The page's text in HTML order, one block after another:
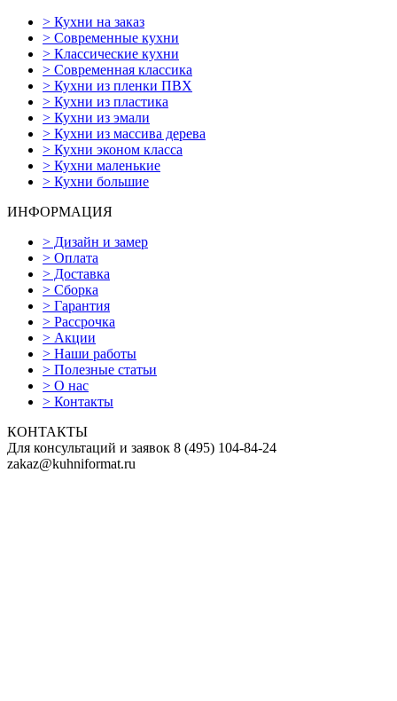
> Кухни на заказ
> Современные кухни
> Классические кухни
> Современная классика
> Кухни из пленки ПВХ
> Кухни из пластика
> Кухни из эмали
> Кухни из массива дерева
> Кухни эконом класса
> Кухни маленькие
> Кухни большие
ИНФОРМАЦИЯ
> Дизайн и замер
> Оплата
> Доставка
> Сборка
> Гарантия
> Рассрочка
> Акции
> Наши работы
> Полезные статьи
> О нас
> Контакты
КОНТАКТЫ
Для консультаций и заявок 8 (495) 104-84-24
zakaz@kuhniformat.ru